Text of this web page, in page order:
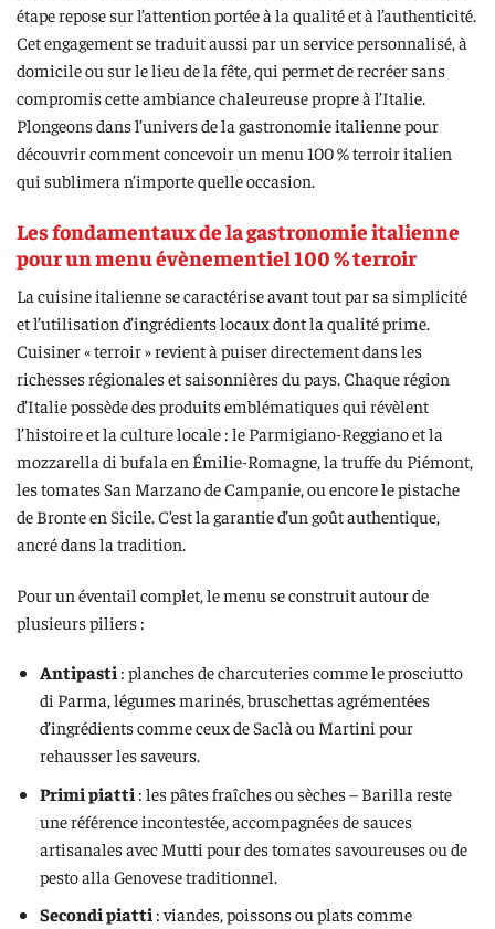
étape repose sur l’attention portée à la qualité et à l’authenticité.
Cet engagement se traduit aussi par un service personnalisé, à
domicile ou sur le lieu de la fête, qui permet de recréer sans
compromis cette ambiance chaleureuse propre à l’Italie.
Plongeons dans l’univers de la gastronomie italienne pour
découvrir comment concevoir un menu 100 % terroir italien
qui sublimera n’importe quelle occasion.
Les fondamentaux de la gastronomie italienne
pour un menu évènementiel 100 % terroir
La cuisine italienne se caractérise avant tout par sa simplicité
et l’utilisation d’ingrédients locaux dont la qualité prime.
Cuisiner « terroir » revient à puiser directement dans les
richesses régionales et saisonnières du pays. Chaque région
d’Italie possède des produits emblématiques qui révèlent
l’histoire et la culture locale : le Parmigiano-Reggiano et la
mozzarella di bufala en Émilie-Romagne, la truffe du Piémont,
les tomates San Marzano de Campanie, ou encore le pistache
de Bronte en Sicile. C’est la garantie d’un goût authentique,
ancré dans la tradition.
Pour un éventail complet, le menu se construit autour de
plusieurs piliers :
Antipasti : planches de charcuteries comme le prosciutto
di Parma, légumes marinés, bruschettas agrémentées
d’ingrédients comme ceux de Saclà ou Martini pour
rehausser les saveurs.
Primi piatti : les pâtes fraîches ou sèches – Barilla reste
une référence incontestée, accompagnées de sauces
artisanales avec Mutti pour des tomates savoureuses ou de
pesto alla Genovese traditionnel.
Secondi piatti : viandes, poissons ou plats comme